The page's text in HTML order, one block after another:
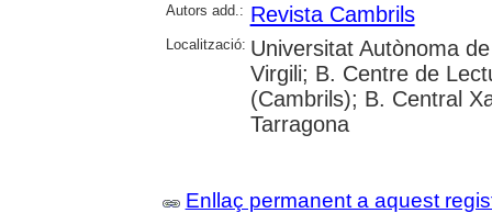
Autors add.: Revista Cambrils
Localització: Universitat Autònoma
Virgili; B. Centre de
(Cambrils); B. Central
Tarragona
Enllaç permanent a aquest